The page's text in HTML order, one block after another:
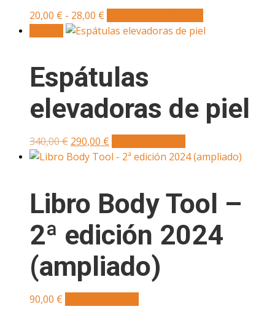
20,00 € - 28,00 €
de
20,00 €
hasta
28,00 €
producto
opciones
se
elegir
página
de
producto
Espátulas
elevadoras de piel
340,00€ El
precio
340,00 €.
290,00 €
precio
290,00 €.
Libro Body Tool –
2ª edición 2024
(ampliado)
90,00 €